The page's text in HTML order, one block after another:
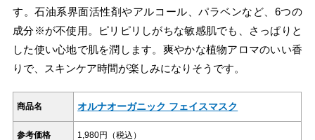
す。石油系界面活性剤やアルコール、パラベンなど、6つの
成分※が不使用。ピリピリしがちな敏感肌でも、さっぱりと
した使い心地で肌を潤します。爽やかな植物アロマのいい香
りで、スキンケア時間が楽しみになりそうです。
商品名 オルナオーガニック フェイスマスク
参考価格 1,980円（税込）